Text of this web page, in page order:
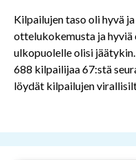
Kilpailujen taso oli hyvä
ottelukokemusta ja
ulkopuolelle olisi
688 kilpailijaa 67:stä
löydät kilpailujen